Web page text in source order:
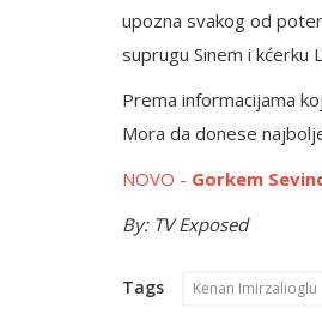
upozna svakog od
suprugu Sinem i kćerku
Prema informacijama
Mora da donese
NOVO - Gorkem
By: TV Exposed
Tags Kenan Imirzalioglu